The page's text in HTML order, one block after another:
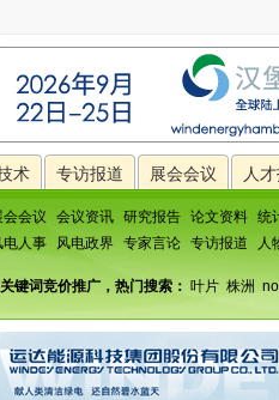
术 专访报道 展会会议 人
会会议 会议资讯 研究报告 论文资料 统
电人事 风电政界 专家言论 专访报道 人
键词竞价推广，热门搜索： 叶片 株洲